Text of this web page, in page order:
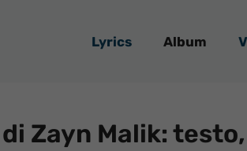
Lyrics Album
Zayn Malik: testo,